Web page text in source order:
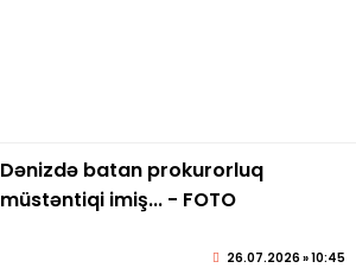
© sabirabadxeber.az
Dənizdə batan prokurorluq
müstəntiqi imiş... - FOTO
26.07.2026 » 10:45